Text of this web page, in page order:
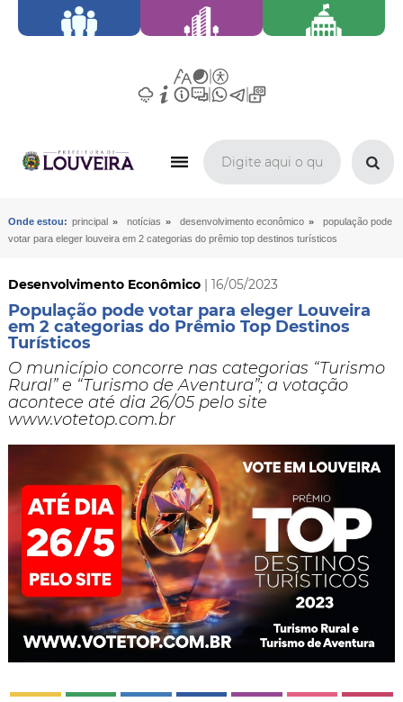
Onde estou: principal » notícias » desenvolvimento econômico »
população pode
votar para eleger louveira em 2 categorias do prêmio top destinos turísticos
Desenvolvimento Econômico| 16/05/2023
População pode votar para eleger Louveira
em 2 categorias do Prêmio Top Destinos
Turísticos
O município concorre nas categorias “Turismo
Rural” e “Turismo de Aventura”; a votação
acontece até dia 26/05 pelo site
www.votetop.com.br